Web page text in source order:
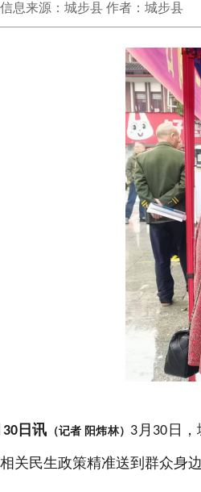
信息来源：城步县 作者：城步县
30日讯 （记者 阳炜林） 3 月 30 日
关民生政策精准送到群众身